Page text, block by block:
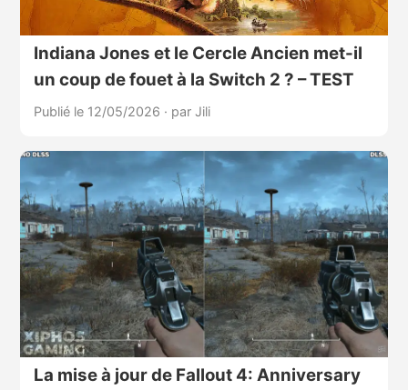
Indiana Jones et le Cercle Ancien met-il
un coup de fouet à la Switch 2 ? – TEST
Publié le 12/05/2026 · par Jili
La mise à jour de Fallout 4: Anniversary